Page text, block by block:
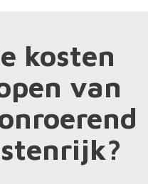
kosten
van